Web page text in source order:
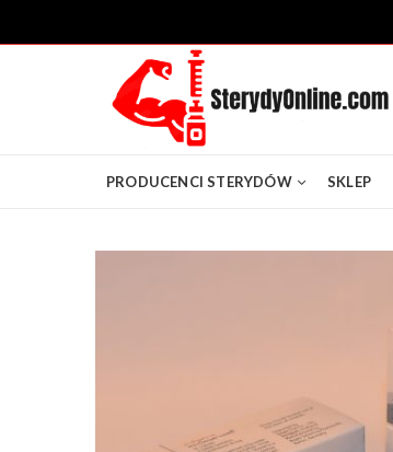
PRODUCENCI STERYDÓW SKLEP